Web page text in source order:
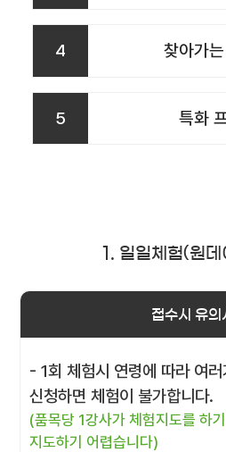
4 찾아가
5 특화
1. 일일체험(원데
접수시 유의
- 1회 체험시 연령에 따라 여
신청하면 체험이 불가합니다.
(품목당 1강사가 체험지도를 하
지도하기 어렵습니다)